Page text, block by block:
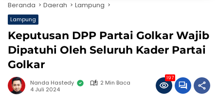
Beranda Daerah Lampung
Lampung
Keputusan DPP Partai Golkar Wajib
Dipatuhi Oleh Seluruh Kader Partai
Golkar
Nanda Hastedy
2 Min Baca
4 Juli 2024
197